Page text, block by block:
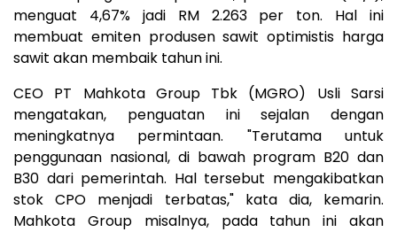
menguat 4,67% jadi RM 2.263 per ton. Hal ini
membuat emiten produsen sawit optimistis harga
sawit akan membaik tahun ini.
CEO PT Mahkota Group Tbk (MGRO) Usli Sarsi
mengatakan, penguatan ini sejalan dengan
meningkatnya permintaan. "Terutama untuk
penggunaan nasional, di bawah program B20 dan
B30 dari pemerintah. Hal tersebut mengakibatkan
stok CPO menjadi terbatas," kata dia, kemarin.
Mahkota Group misalnya, pada tahun ini akan